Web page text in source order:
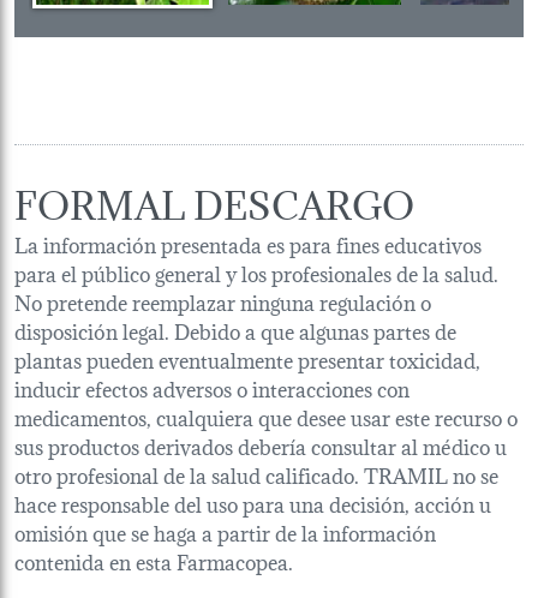
FORMAL DESCARGO
La información presentada es para fines educativos
para el público general y los profesionales de la salud.
No pretende reemplazar ninguna regulación o
disposición legal. Debido a que algunas partes de
plantas pueden eventualmente presentar toxicidad,
inducir efectos adversos o interacciones con
medicamentos, cualquiera que desee usar este recurso o
sus productos derivados debería consultar al médico u
otro profesional de la salud calificado. TRAMIL no se
hace responsable del uso para una decisión, acción u
omisión que se haga a partir de la información
contenida en esta Farmacopea.